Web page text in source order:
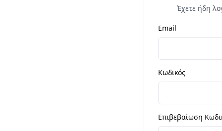
Έχετε ήδη
Email
Κωδικός
Επιβεβαίωση